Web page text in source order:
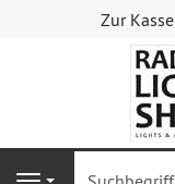
Zur Kasse